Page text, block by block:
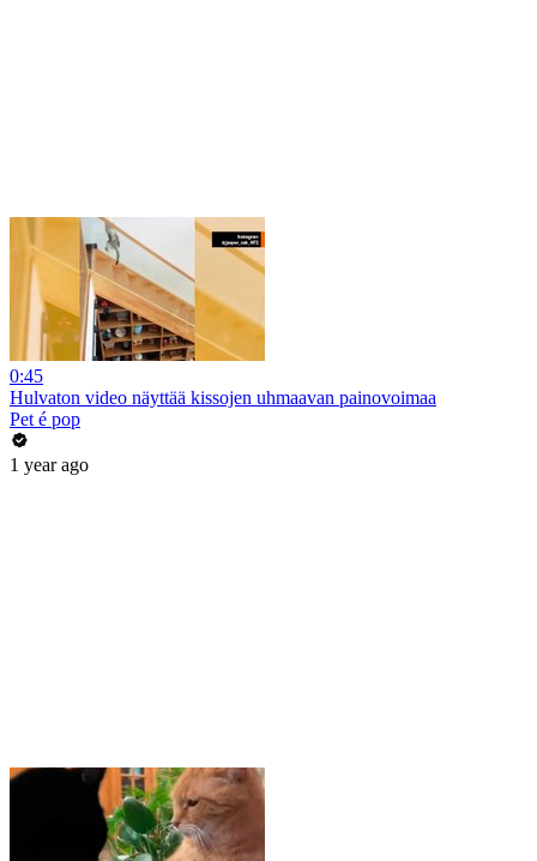
0:45
Hulvaton video näyttää kissojen uhmaavan painovoimaa
Pet é pop
1 year ago